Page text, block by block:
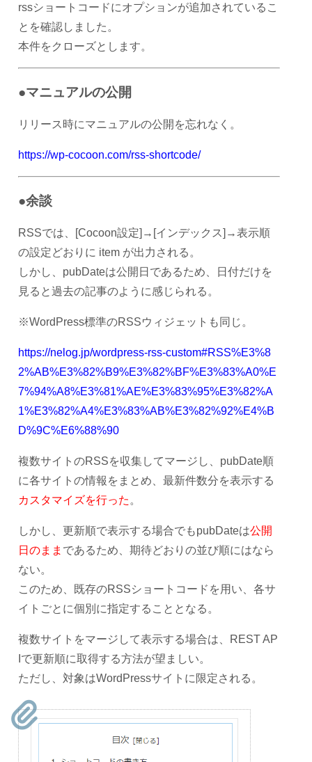
rssショートコードにオプションが追加されているこ
とを確認しました。
本件をクローズとします。
●マニュアルの公開
リリース時にマニュアルの公開を忘れなく。
https://wp-cocoon.com/rss-shortcode/
●余談
RSSでは、[Cocoon設定]→[インデックス]→表示順
の設定どおりに item が出力される。
しかし、pubDateは公開日であるため、日付だけを
見ると過去の記事のように感じられる。
※WordPress標準のRSSウィジェットも同じ。
https://nelog.jp/wordpress-rss-custom#RSS%E3%8
2%AB%E3%82%B9%E3%82%BF%E3%83%A0%E
7%94%A8%E3%81%AE%E3%83%95%E3%82%A
1%E3%82%A4%E3%83%AB%E3%82%92%E4%B
D%9C%E6%88%90
複数サイトのRSSを収集してマージし、pubDate順
に各サイトの情報をまとめ、最新件数分を表示する
カスタマイズを行った 。
しかし、更新順で表示する場合でもpubDateは公開
日のまま であるため、期待どおりの並び順にはなら
ない。
このため、既存のRSSショートコードを用い、各サ
イトごとに個別に指定することとなる。
複数サイトをマージして表示する場合は、REST AP
Iで更新順に取得する方法が望ましい。
ただし、対象はWordPressサイトに限定される。